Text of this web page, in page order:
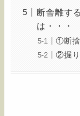
断舎離す
は・・・
①断捨
②掘り